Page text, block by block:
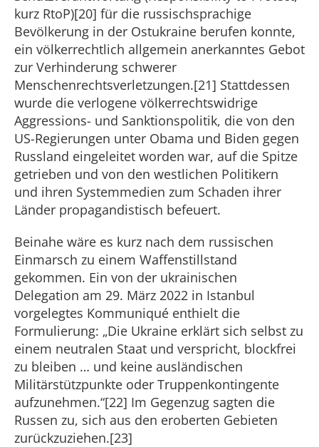
kurz RtoP)[20] für die russischsprachige
Bevölkerung in der Ostukraine berufen konnte,
ein völkerrechtlich allgemein anerkanntes Gebot
zur Verhinderung schwerer
Menschenrechtsverletzungen.[21] Stattdessen
wurde die verlogene völkerrechtswidrige
Aggressions- und Sanktionspolitik, die von den
US-Regierungen unter Obama und Biden gegen
Russland eingeleitet worden war, auf die Spitze
getrieben und von den westlichen Politikern
und ihren Systemmedien zum Schaden ihrer
Länder propagandistisch befeuert.
Beinahe wäre es kurz nach dem russischen
Einmarsch zu einem Waffenstillstand
gekommen. Ein von der ukrainischen
Delegation am 29. März 2022 in Istanbul
vorgelegtes Kommuniqué enthielt die
Formulierung: „Die Ukraine erklärt sich selbst zu
einem neutralen Staat und verspricht, blockfrei
zu bleiben … und keine ausländischen
Militärstützpunkte oder Truppenkontingente
aufzunehmen.“[22] Im Gegenzug sagten die
Russen zu, sich aus den eroberten Gebieten
zurückzuziehen.[23]